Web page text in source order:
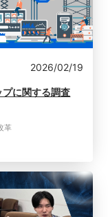
2026/02/19
に関する調査
革